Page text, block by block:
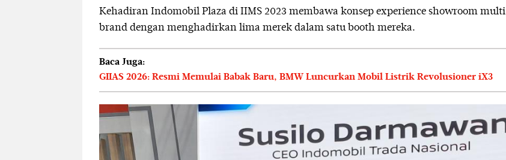
Kehadiran Indomobil Plaza di IIMS 2023 membawa konsep experience showroom multi
brand dengan menghadirkan lima merek dalam satu booth mereka.
Baca Juga:
GIIAS 2026: Resmi Memulai Babak Baru, BMW Luncurkan Mobil Listrik Revolusioner iX3